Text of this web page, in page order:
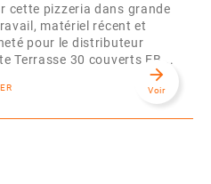
cette pizzeria dans grande
matériel récent et
pour le distributeur
Terrasse 30 couverts EB...
arrow_forward
Voir